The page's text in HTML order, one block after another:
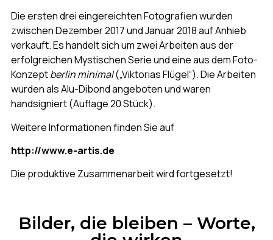
Die ersten drei eingereichten Fotografien wurden
zwischen Dezember 2017 und Januar 2018 auf Anhieb
verkauft. Es handelt sich um zwei Arbeiten aus der
erfolgreichen Mystischen Serie und eine aus dem Foto-
Konzeptberlin minimal(„Viktorias Flügel“). Die Arbeiten
wurden als Alu-Dibond angeboten und waren
handsigniert (Auflage 20 Stück).
Weitere Informationen finden Sie auf
http://www.e-artis.de
Die produktive Zusammenarbeit wird fortgesetzt!
Bilder, die bleiben – Worte,